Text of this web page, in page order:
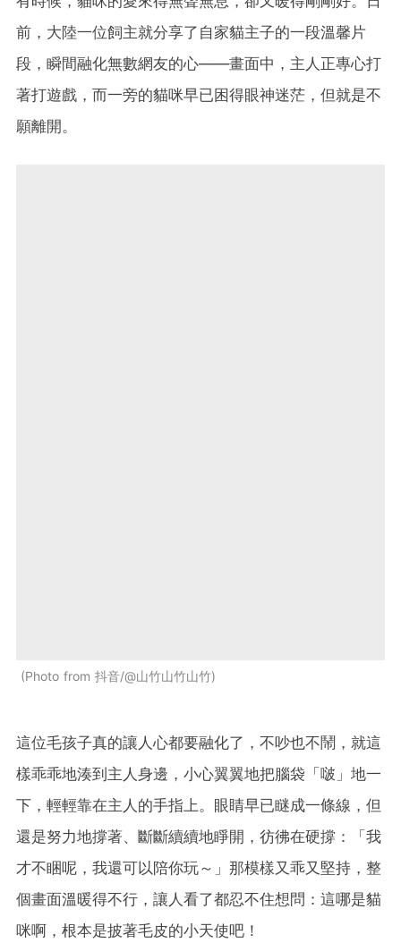
前，大陸一位飼主就分享了自家貓主子的一段溫馨片
段，瞬間融化無數網友的心——畫面中，主人正專心打
著打遊戲，而一旁的貓咪早已困得眼神迷茫，但就是不
願離開。
Photo from 抖音/@山竹山竹山竹
這位毛孩子真的讓人心都要融化了，不吵也不鬧，就這
樣乖乖地湊到主人身邊，小心翼翼地把腦袋「啵」地一
下，輕輕靠在主人的手指上。眼睛早已瞇成一條線，但
還是努力地撐著、斷斷續續地睜開，彷彿在硬撐：「我
才不睏呢，我還可以陪你玩～」那模樣又乖又堅持，整
個畫面溫暖得不行，讓人看了都忍不住想問：這哪是貓
咪啊，根本是披著毛皮的小天使吧！